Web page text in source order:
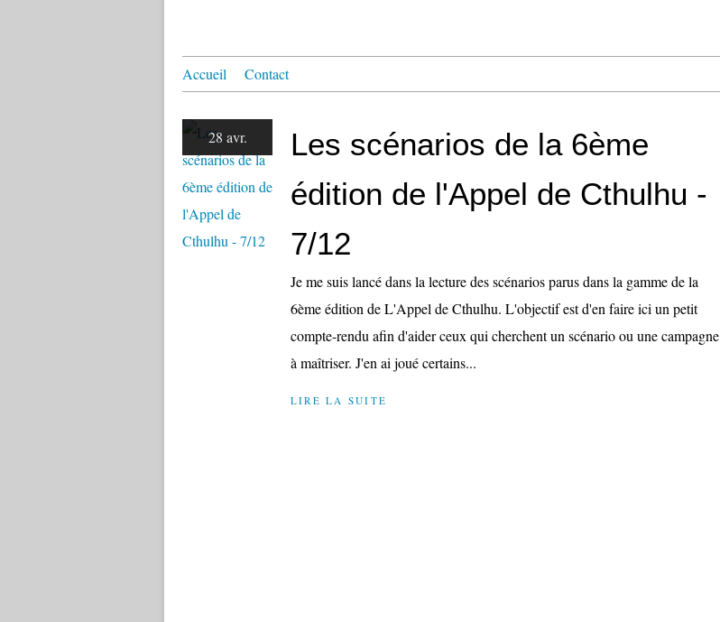
Accueil Contact
28 avr.
Les scénarios de la 6ème
édition de l'Appel de Cthulhu -
7/12
Je me suis lancé dans la lecture des scénarios parus dans la gamme de la
6ème édition de L'Appel de Cthulhu. L'objectif est d'en faire ici un petit
compte-rendu afin d'aider ceux qui cherchent un scénario ou une campagne
à maîtriser. J'en ai joué certains...
LIRE LA SUITE